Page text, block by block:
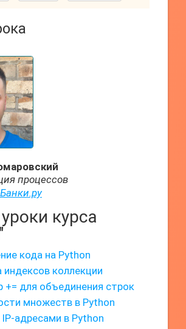
процессов
курса
кода на Python
индексов коллекции
+= для объединения строк
множеств в Python
адресами в Python